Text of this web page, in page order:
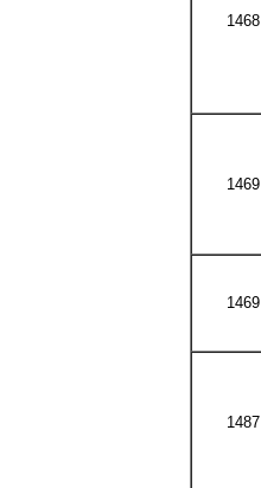
1468
1469
1469
1487